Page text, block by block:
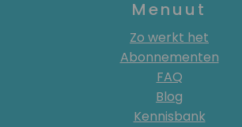
Menuut
Zo werkt het
Abonnementen
FAQ
Blog
Kennisbank